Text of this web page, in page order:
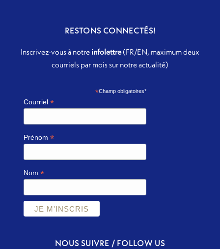
RESTONS CONNECTÉS!
Inscrivez-vous à notre infolettre(FR/EN, maximum deux
courriels par mois sur notre actualité)
*Champ obligatoires*
Courriel*
Prénom*
Nom*
NOUS SUIVRE / FOLLOW US